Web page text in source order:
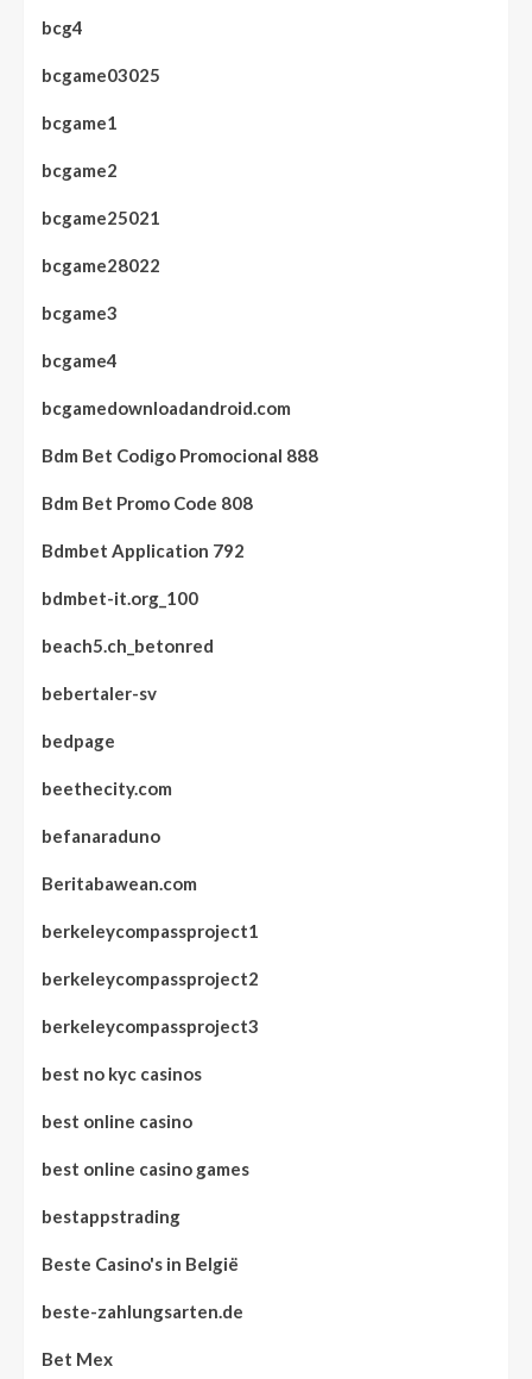
bcg4
bcgame03025
bcgame1
bcgame2
bcgame25021
bcgame28022
bcgame3
bcgame4
bcgamedownloadandroid.com
Bdm Bet Codigo Promocional 888
Bdm Bet Promo Code 808
Bdmbet Application 792
bdmbet-it.org_100
beach5.ch_betonred
bebertaler-sv
bedpage
beethecity.com
befanaraduno
Beritabawean.com
berkeleycompassproject1
berkeleycompassproject2
berkeleycompassproject3
best no kyc casinos
best online casino
best online casino games
bestappstrading
Beste Casino's in België
beste-zahlungsarten.de
Bet Mex